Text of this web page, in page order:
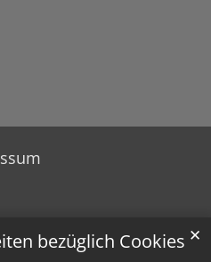
bezüglich Cookies ✕